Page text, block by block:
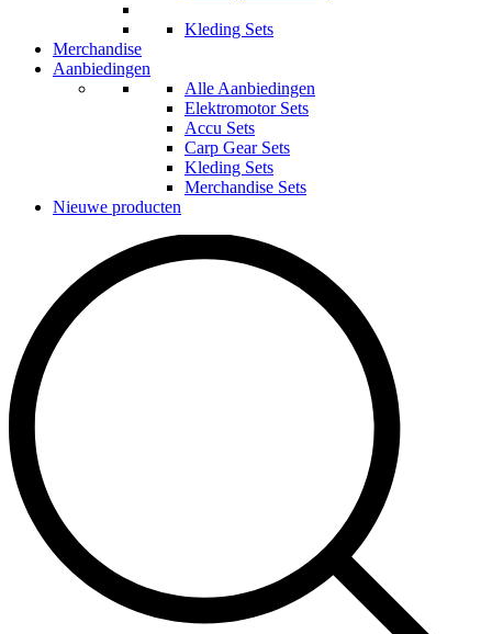
Kleding Sets
Merchandise
Aanbiedingen
Alle Aanbiedingen
Elektromotor Sets
Accu Sets
Carp Gear Sets
Kleding Sets
Merchandise Sets
Nieuwe producten